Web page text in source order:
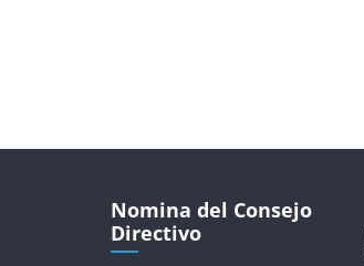
Nomina del Consejo
Directivo